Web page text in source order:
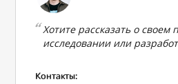
Хотите рассказать о своем
исследовании или
Контакты: